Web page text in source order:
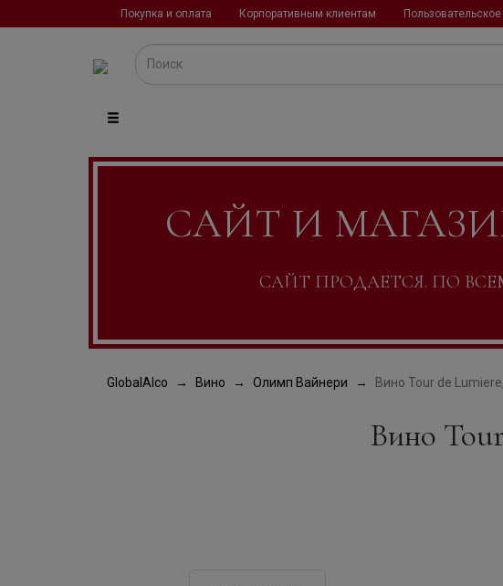
Покупка и оплата Корпоративным клиентам
САЙТ И
САЙТ ПРОДАЕТСЯ. ПО
GlobalAlco Вино Олимп Вайнери Вино Tour de
Вино